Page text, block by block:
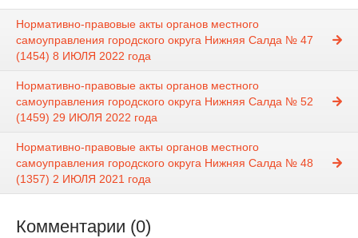
Нормативно-правовые акты органов местного
самоуправления городского округа Нижняя Салда № 47
(1454) 8 ИЮЛЯ 2022 года
Нормативно-правовые акты органов местного
самоуправления городского округа Нижняя Салда № 52
(1459) 29 ИЮЛЯ 2022 года
Нормативно-правовые акты органов местного
самоуправления городского округа Нижняя Салда № 48
(1357) 2 ИЮЛЯ 2021 года
Комментарии (0)